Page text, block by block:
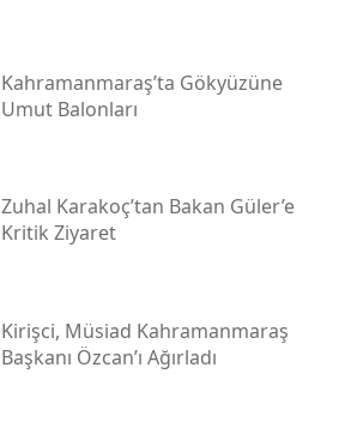
Kahramanmaraş’ta Gökyüzüne
Umut Balonları
Zuhal Karakoç’tan Bakan Güler’e
Kritik Ziyaret
Kirişci, Müsi̇ad Kahramanmaraş
Başkanı Özcan’ı Ağırladı